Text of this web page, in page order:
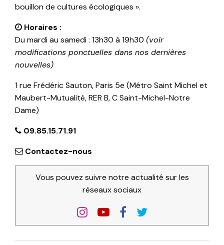
bouillon de cultures écologiques ».
Horaires :
Du mardi au samedi : 13h30 à 19h30 (voir
modifications ponctuelles dans nos dernières
nouvelles)
1 rue Frédéric Sauton, Paris 5e (Métro Saint Michel et
Maubert-Mutualité, RER B, C Saint-Michel-Notre
Dame)
09.85.15.71.91
Contactez-nous
Vous pouvez suivre notre actualité sur les
réseaux sociaux